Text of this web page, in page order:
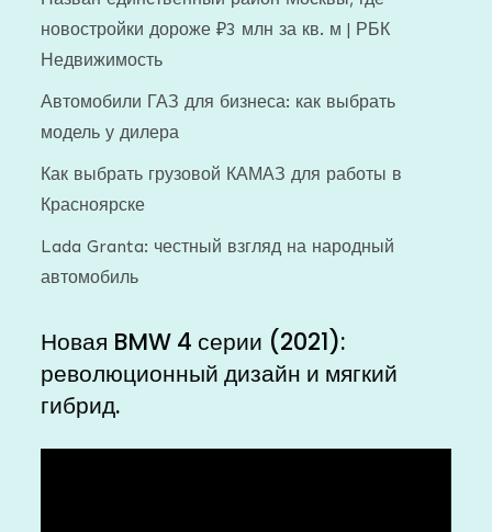
новостройки дороже ₽3 млн за кв. м | РБК
Недвижимость
Автомобили ГАЗ для бизнеса: как выбрать
модель у дилера
Как выбрать грузовой КАМАЗ для работы в
Красноярске
Lada Granta: честный взгляд на народный
автомобиль
Новая BMW 4 серии (2021):
революционный дизайн и мягкий
гибрид.